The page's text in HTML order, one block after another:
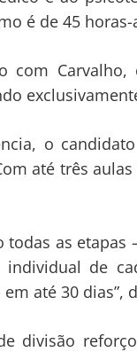
é de 45 horas-
com
o
até três
todas as
individual de
até 30 dias”,
divisão